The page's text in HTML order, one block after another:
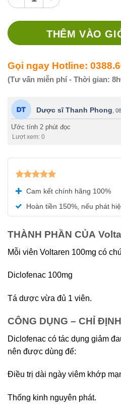
THÊM VÀO
Gọi ngay Hotline:
(Tư vấn miễn phí - Thời gian:
Dược sĩ Thanh Phong
Ước tính 2 phút đọc
Lượt xem: 0
hạng5.00
5 sao
Cam kết chính hãng 100%
Hoàn tiền 150%, nếu phát
THÀNH PHẦN CỦA
Mỗi viên Voltaren 100mg có
Diclofenac 100mg
Tá dược vừa đủ 1 viên.
CÔNG DỤNG – CHỈ ĐỊNH
Diclofenac có tác dụng giảm
nên được dùng để:
Ðiều trị dài ngày viêm khớp
Thống kinh nguyên phát.